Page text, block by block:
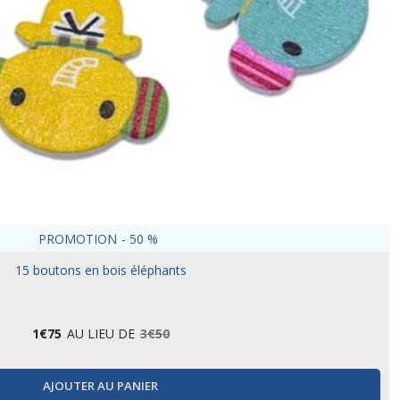
PROMOTION - 50 %
15 boutons en bois éléphants
1€75 AU LIEU DE 3€50
AJOUTER AU PANIER